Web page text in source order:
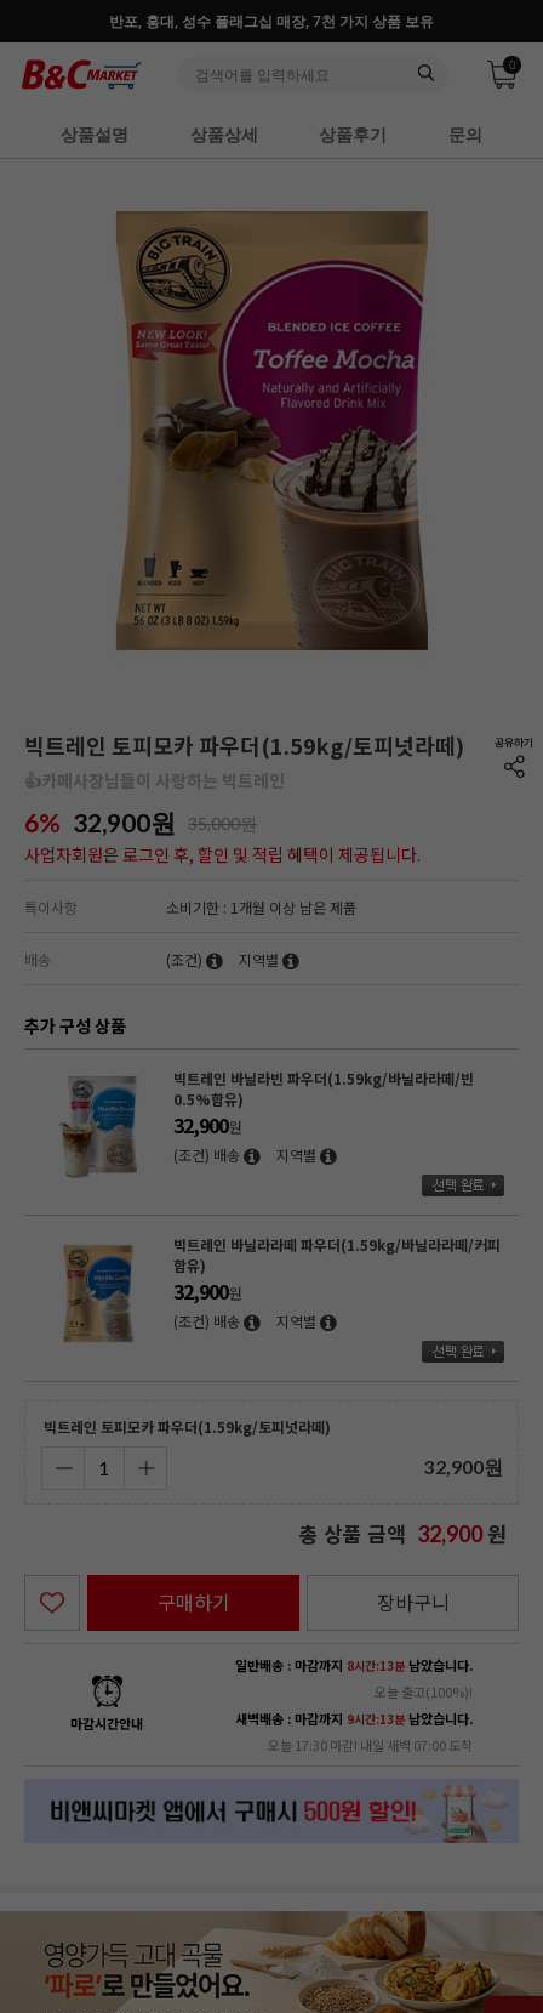
매장, 7천 가지 상품 보유 ♥ 회원가입 특별
0
상품설명 상품상세 상품후기 문의
빅트레인 토피모카 파우더(1.59kg/토피넛라떼)
👍카페사장님들이 사랑하는 빅트레인
6% 32,900원 35,000원
사업자회원은 로그인 후, 할인 및 적립 혜택이 제공됩니다.
특이사항 소비기한 : 1개월 이상 남은 제품
배송 (조건) 지역별
추가 구성 상품
빅트레인 바닐라빈 파우더(1.59kg/바닐라라떼/빈
0.5%함유)
32,900원
(조건) 배송
지역별
빅트레인 바닐라라떼 파우더(1.59kg/바닐라라떼/커피
함유)
32,900원
(조건) 배송
지역별
빅트레인 토피모카 파우더(1.59kg/토피넛라떼)
32,900원
총 상품 금액 32,900 원
구매하기 장바구니
마감시간안내
일반배송 : 마감까지 8시간:13분남았습니다.
오늘 출고(100%)!
새벽배송 : 마감까지 9시간:13분남았습니다.
오늘 17:30 마감! 내일 새벽 07:00 도착